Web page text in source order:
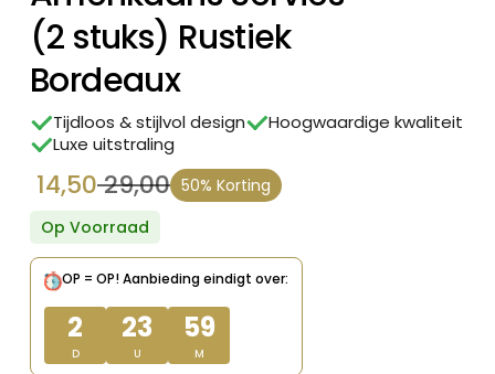
(2 stuks) Rustiek
Bordeaux
Tijdloos & stijlvol design
Hoogwaardige kwaliteit
Luxe uitstraling
29,00
Oorspronkelijke
prijs
was:
€ 29,00.
14,50
Huidige
prijs
is:
€ 14,50.
50% Korting
Op Voorraad
OP = OP!Aanbieding eindigt over:
2
D
23
U
59
M